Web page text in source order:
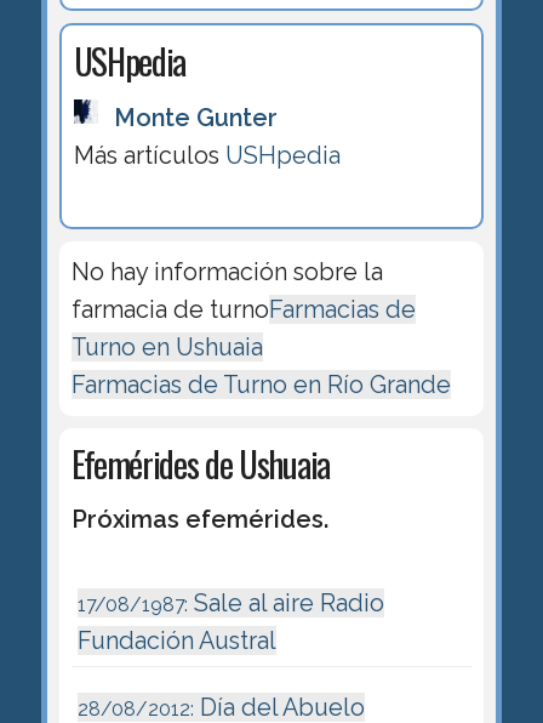
USHpedia
Monte Gunter
Más artículos USHpedia
No hay información sobre la
farmacia de turnoFarmacias de
Turno en Ushuaia
Farmacias de Turno en Río Grande
Efemérides de Ushuaia
Próximas efemérides.
17/08/1987: Sale al aire Radio
Fundación Austral
28/08/2012: Día del Abuelo